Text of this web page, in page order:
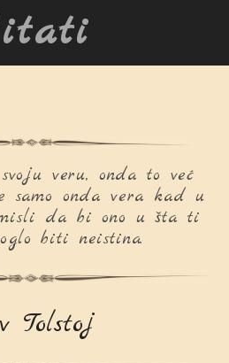
veru, onda to već
samo onda vera kad u
da bi ono u šta ti
biti neistina.
Tolstoj